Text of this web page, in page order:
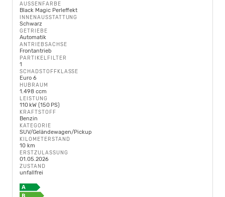
AUSSENFARBE
Black Magic Perleffekt
INNENAUSSTATTUNG
Schwarz
GETRIEBE
Automatik
ANTRIEBSACHSE
Frontantrieb
PARTIKELFILTER
1
SCHADSTOFFKLASSE
Euro 6
HUBRAUM
1.498 ccm
LEISTUNG
110 kW (150 PS)
KRAFTSTOFF
Benzin
KATEGORIE
SUV/Geländewagen/Pickup
KILOMETERSTAND
10 km
ERSTZULASSUNG
01.05.2026
ZUSTAND
unfallfrei